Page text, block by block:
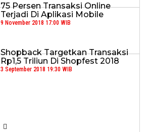
75 Persen Transaksi Online
Terjadi Di Aplikasi Mobile
9 November 2018 17:00 WIB
Shopback Targetkan Transaksi
Rp1,5 Triliun Di Shopfest 2018
3 September 2018 19:30 WIB